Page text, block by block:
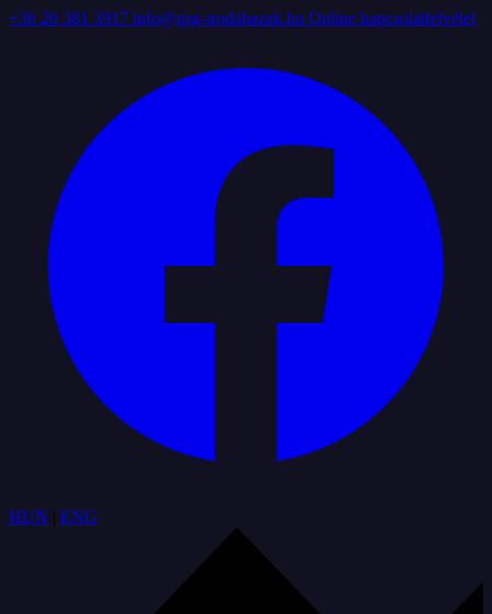
+36 20 381 3917 info@psg-irodahazak.hu Online kapcsolatfelvétel
HUN | ENG